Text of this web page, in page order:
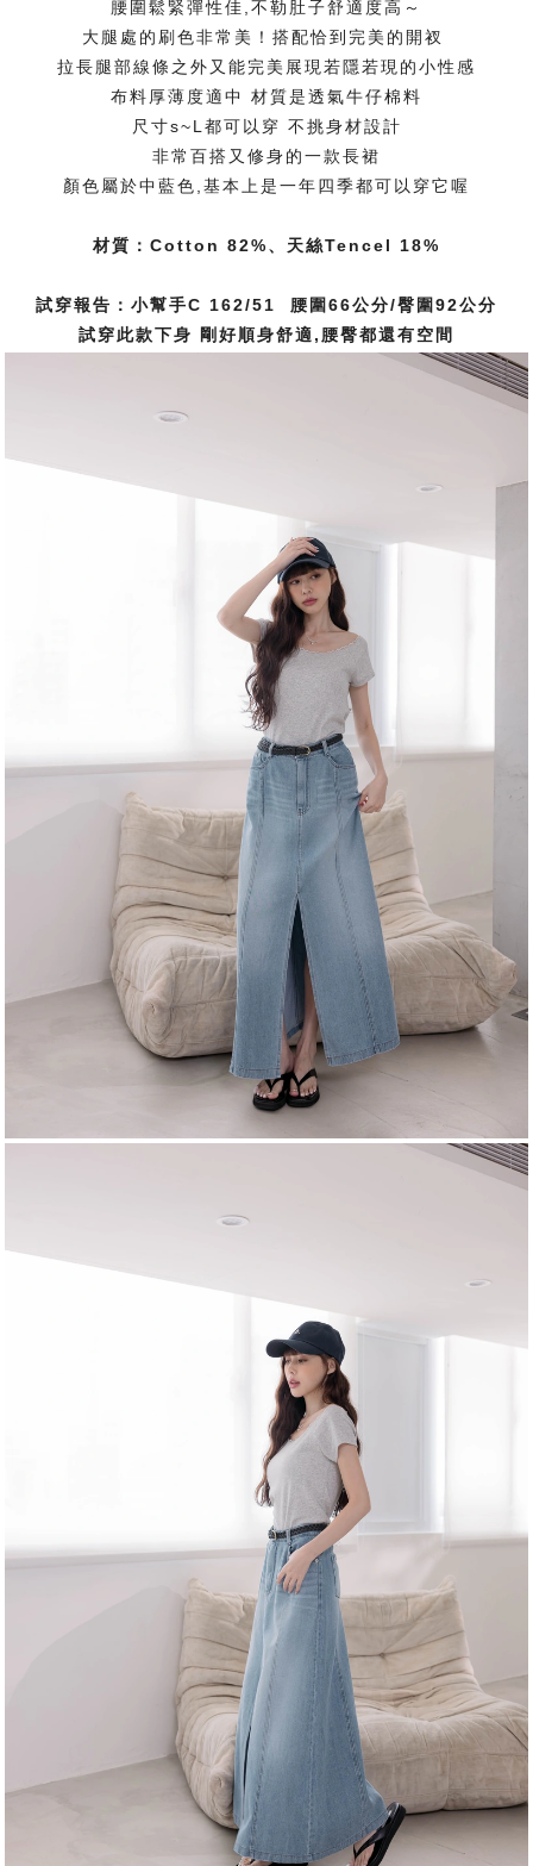
腰圍鬆緊彈性佳,不勒肚子舒適度高～
大腿處的刷色非常美！搭配恰到完美的開衩
拉長腿部線條之外又能完美展現若隱若現的小性感
布料厚薄度適中 材質是透氣牛仔棉料
尺寸s~L都可以穿 不挑身材設計
非常百搭又修身的一款長裙
顏色屬於中藍色,基本上是一年四季都可以穿它喔
材質：Cotton 82%、天絲Tencel 18%
試穿報告：小幫手C 162/51 腰圍66公分/臀圍92公分
試穿此款下身 剛好順身舒適,腰臀都還有空間